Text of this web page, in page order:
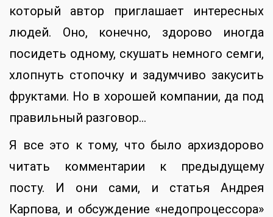
который автор приглашает интересных
людей. Оно, конечно, здорово иногда
посидеть одному, скушать немного семги,
хлопнуть стопочку и задумчиво закусить
фруктами. Но в хорошей компании, да под
правильный разговор…
Я все это к тому, что было архиздорово
читать комментарии к предыдущему
посту. И они сами, и статья Андрея
Карпова, и обсуждение «недопроцессора»